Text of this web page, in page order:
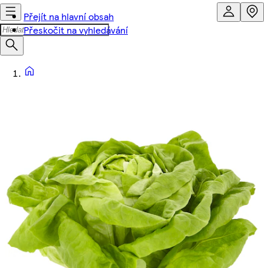
Přejít na hlavní obsah
Přeskočit na vyhledávání